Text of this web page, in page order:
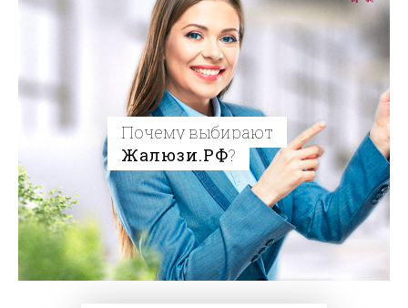
Почему выбирают
Жалюзи.РФ?